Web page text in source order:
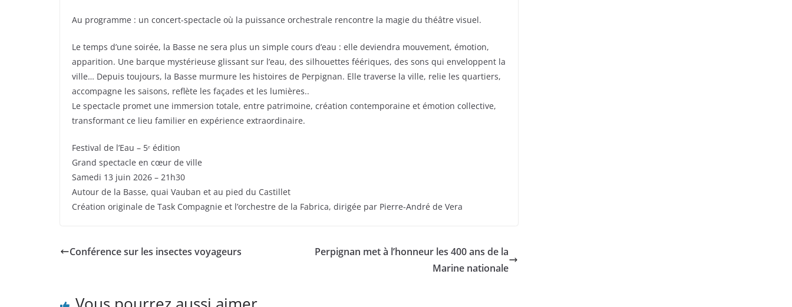
Au programme : un concert-spectacle où la puissance orchestrale rencontre la magie du théâtre visuel.
Le temps d’une soirée, la Basse ne sera plus un simple cours d’eau : elle deviendra mouvement, émotion,
apparition. Une barque mystérieuse glissant sur l’eau, des silhouettes féériques, des sons qui enveloppent la
ville… Depuis toujours, la Basse murmure les histoires de Perpignan. Elle traverse la ville, relie les quartiers,
accompagne les saisons, reflète les façades et les lumières..
Le spectacle promet une immersion totale, entre patrimoine, création contemporaine et émotion collective,
transformant ce lieu familier en expérience extraordinaire.
Festival de l’Eau – 5ᵉ édition
Grand spectacle en cœur de ville
Samedi 13 juin 2026 – 21h30
Autour de la Basse, quai Vauban et au pied du Castillet
Création originale de Task Compagnie et l’orchestre de la Fabrica, dirigée par Pierre-André de Vera
Conférence sur les insectes voyageurs
Perpignan met à l’honneur les 400 ans de la
Marine nationale